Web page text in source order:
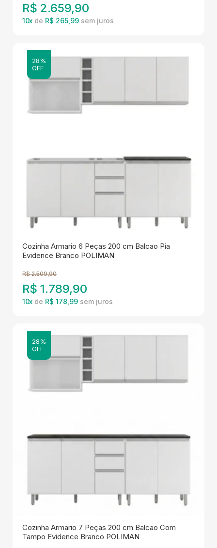
R$ 2.659,90
10x de R$ 265,99
28%
OFF
Cozinha Armario 6 Peças 200 cm Balcao Pia
Evidence Branco POLIMAN
R$ 2.509,90
R$ 1.789,90
10x de R$ 178,99
28%
OFF
Cozinha Armario 7 Peças 200 cm Balcao Com
Tampo Evidence Branco POLIMAN